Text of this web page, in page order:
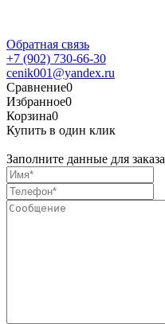
Обратная связь
+7 (902) 730-66-30
cenik001@yandex.ru
Сравнение0
Избранное0
Корзина0
Купить в один клик
Заполните данные для заказа